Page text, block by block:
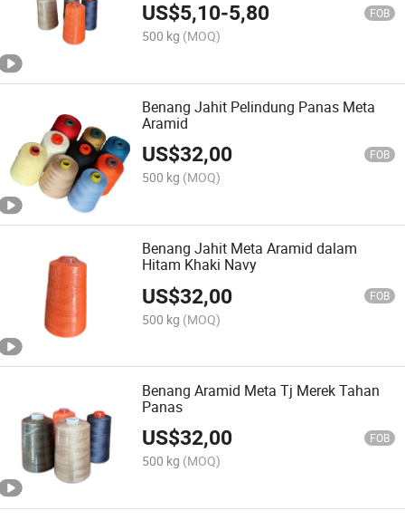
US$5,10-5,80 FOB
500 kg (MOQ)
Benang Jahit Pelindung Panas Meta
Aramid
US$32,00 FOB
500 kg (MOQ)
Benang Jahit Meta Aramid dalam
Hitam Khaki Navy
US$32,00 FOB
500 kg (MOQ)
Benang Aramid Meta Tj Merek Tahan
Panas
US$32,00 FOB
500 kg (MOQ)